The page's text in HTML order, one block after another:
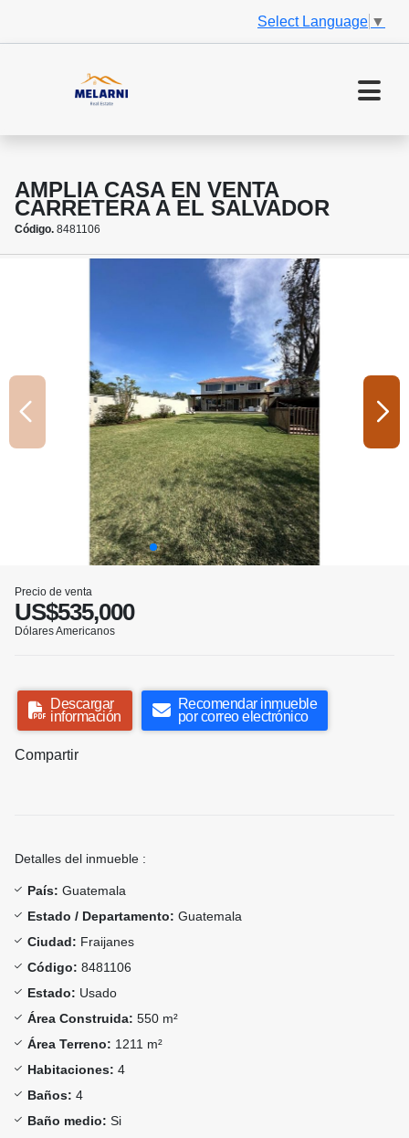
Select Language ▼
AMPLIA CASA EN VENTA
CARRETERA A EL SALVADOR
Código. 8481106
Precio de venta
US$535,000
Dólares Americanos
Descargar
información
Recomendar inmueble
por correo electrónico
Compartir
Detalles del inmueble :
País: Guatemala
Estado / Departamento: Guatemala
Ciudad: Fraijanes
Código: 8481106
Estado: Usado
Área Construida: 550 m²
Área Terreno: 1211 m²
Habitaciones: 4
Baños: 4
Baño medio: Si